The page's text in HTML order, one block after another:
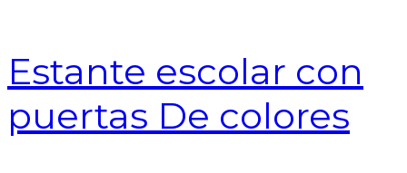
Estante escolar con
puertas De colores